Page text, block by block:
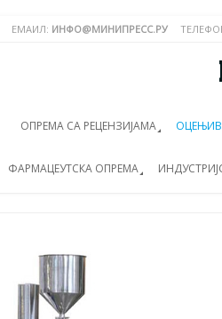
ЕМАИЛ: ИНФО@МИНИПРЕСС.РУ
ОПРЕМА СА РЕЦЕНЗИЈАМА
ФАРМАЦЕУТСКА ОПРЕМА